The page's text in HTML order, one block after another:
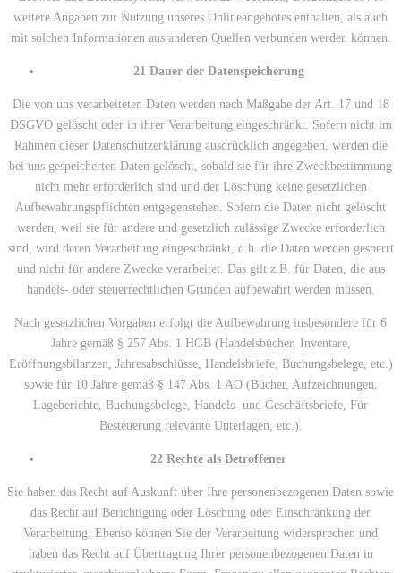
weitere Angaben zur Nutzung unseres Onlineangebotes enthalten, als auch
mit solchen Informationen aus anderen Quellen verbunden werden können.
21 Dauer der Datenspeicherung
Die von uns verarbeiteten Daten werden nach Maßgabe der Art. 17 und 18
DSGVO gelöscht oder in ihrer Verarbeitung eingeschränkt. Sofern nicht im
Rahmen dieser Datenschutzerklärung ausdrücklich angegeben, werden die
bei uns gespeicherten Daten gelöscht, sobald sie für ihre Zweckbestimmung
nicht mehr erforderlich sind und der Löschung keine gesetzlichen
Aufbewahrungspflichten entgegenstehen. Sofern die Daten nicht gelöscht
werden, weil sie für andere und gesetzlich zulässige Zwecke erforderlich
sind, wird deren Verarbeitung eingeschränkt, d.h. die Daten werden gesperrt
und nicht für andere Zwecke verarbeitet. Das gilt z.B. für Daten, die aus
handels- oder steuerrechtlichen Gründen aufbewahrt werden müssen.
Nach gesetzlichen Vorgaben erfolgt die Aufbewahrung insbesondere für 6
Jahre gemäß § 257 Abs. 1 HGB (Handelsbücher, Inventare,
Eröffnungsbilanzen, Jahresabschlüsse, Handelsbriefe, Buchungsbelege, etc.)
sowie für 10 Jahre gemäß § 147 Abs. 1 AO (Bücher, Aufzeichnungen,
Lageberichte, Buchungsbelege, Handels- und Geschäftsbriefe, Für
Besteuerung relevante Unterlagen, etc.).
22 Rechte als Betroffener
Sie haben das Recht auf Auskunft über Ihre personenbezogenen Daten sowie
das Recht auf Berichtigung oder Löschung oder Einschränkung der
Verarbeitung. Ebenso können Sie der Verarbeitung widersprechen und
haben das Recht auf Übertragung Ihrer personenbezogenen Daten in